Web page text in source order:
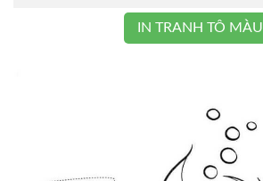
IN TRANH TÔ MÀU